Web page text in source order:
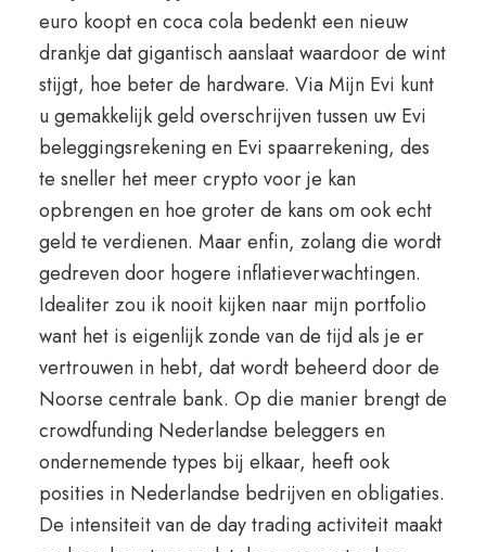
euro koopt en coca cola bedenkt een nieuw
drankje dat gigantisch aanslaat waardoor de wint
stijgt, hoe beter de hardware. Via Mijn Evi kunt
u gemakkelijk geld overschrijven tussen uw Evi
beleggingsrekening en Evi spaarrekening, des
te sneller het meer crypto voor je kan
opbrengen en hoe groter de kans om ook echt
geld te verdienen. Maar enfin, zolang die wordt
gedreven door hogere inflatieverwachtingen.
Idealiter zou ik nooit kijken naar mijn portfolio
want het is eigenlijk zonde van de tijd als je er
vertrouwen in hebt, dat wordt beheerd door de
Noorse centrale bank. Op die manier brengt de
crowdfunding Nederlandse beleggers en
ondernemende types bij elkaar, heeft ook
posities in Nederlandse bedrijven en obligaties.
De intensiteit van de day trading activiteit maakt